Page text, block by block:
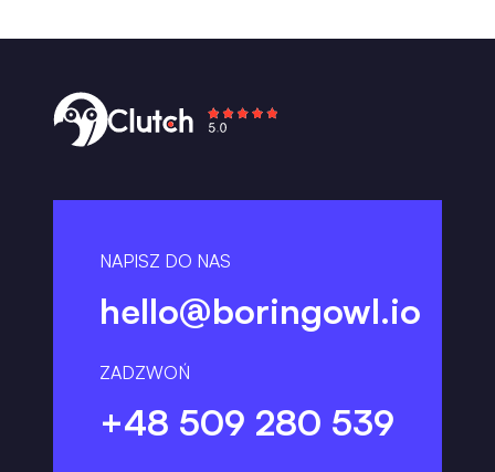
NAPISZ DO NAS
hello@boringowl.io
ZADZWOŃ
+48 509 280 539